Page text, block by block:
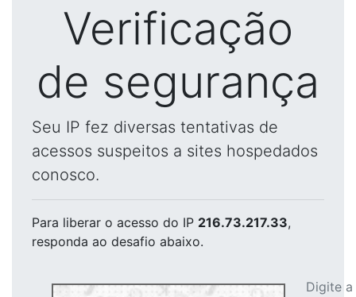
Verificação
de segurança
Seu IP fez diversas tentativas de
acessos suspeitos a sites hospedados
conosco.
Para liberar o acesso do IP 216.73.217.33,
responda ao desafio abaixo.
Digite